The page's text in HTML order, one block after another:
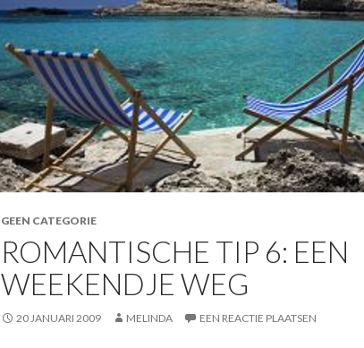
GEEN CATEGORIE
ROMANTISCHE TIP 6: EEN
WEEKENDJE WEG
20 JANUARI 2009 MELINDA EEN REACTIE PLAATSEN